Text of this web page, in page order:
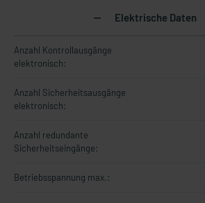
Elektrische Daten
Anzahl Kontrollausgänge
elektronisch:
Anzahl Sicherheitsausgänge
elektronisch:
Anzahl redundante
Sicherheitseingänge:
Betriebsspannung max.: